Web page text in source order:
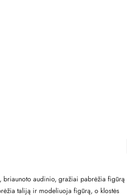
briaunoto audinio, gražiai pabrėžia figūrą
taliją ir modeliuoja figūrą, o klostės